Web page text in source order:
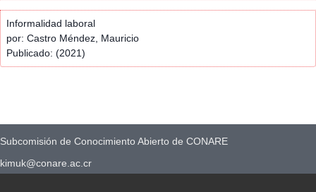
Informalidad laboral
por: Castro Méndez, Mauricio
Publicado: (2021)
Subcomisión de Conocimiento Abierto de CONARE
kimuk@conare.ac.cr